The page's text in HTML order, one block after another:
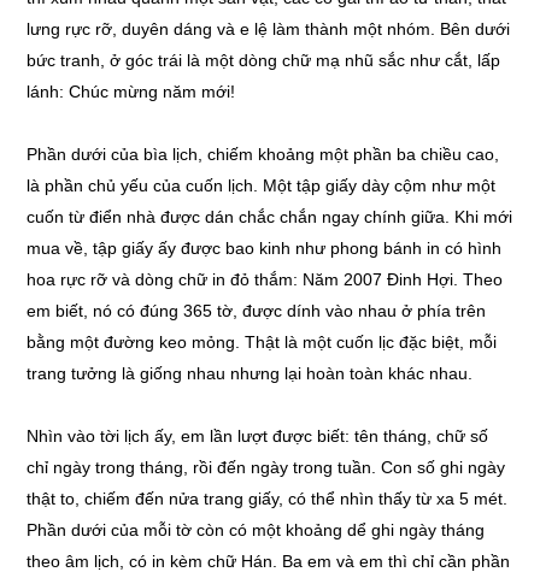
lưng rực rỡ, duyên dáng và e lệ làm thành một nhóm. Bên dưới
bức tranh, ở góc trái là một dòng chữ mạ nhũ sắc như cắt, lấp
lánh: Chúc mừng năm mới!
Phần dưới của bìa lịch, chiếm khoảng một phần ba chiều cao,
là phần chủ yếu của cuốn lịch. Một tập giấy dày cộm như một
cuốn từ điển nhà được dán chắc chắn ngay chính giữa. Khi mới
mua về, tập giấy ấy được bao kinh như phong bánh in có hình
hoa rực rỡ và dòng chữ in đỏ thắm: Năm 2007 Đinh Hợi. Theo
em biết, nó có đúng 365 tờ, được dính vào nhau ở phía trên
bằng một đường keo mỏng. Thật là một cuốn lịc đặc biệt, mỗi
trang tưởng là giống nhau nhưng lại hoàn toàn khác nhau.
Nhìn vào tời lịch ấy, em lần lượt được biết: tên tháng, chữ số
chỉ ngày trong tháng, rồi đến ngày trong tuần. Con số ghi ngày
thật to, chiếm đến nửa trang giấy, có thể nhìn thấy từ xa 5 mét.
Phần dưới của mỗi tờ còn có một khoảng dể ghi ngày tháng
theo âm lịch, có in kèm chữ Hán. Ba em và em thì chỉ cần phần